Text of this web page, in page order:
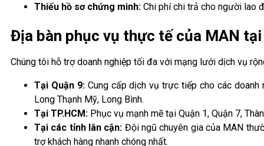
Thiếu hồ sơ chứng minh: Chi phí chi trả cho người lao
Địa bàn phục vụ thực tế của MAN
Chúng tôi hỗ trợ doanh nghiệp tối đa với mạng lưới dịch vụ
Tại Quận 9:Cung cấp dịch vụ trực tiếp cho các doanh
Long Thạnh Mỹ, Long Bình.
Tại TP.HCM: Phục vụ mạnh mẽ tại Quận 1, Quận 7,
Tại các tỉnh lân cận: Đội ngũ chuyên gia của MAN
trợ khách hàng nhanh chóng nhất.